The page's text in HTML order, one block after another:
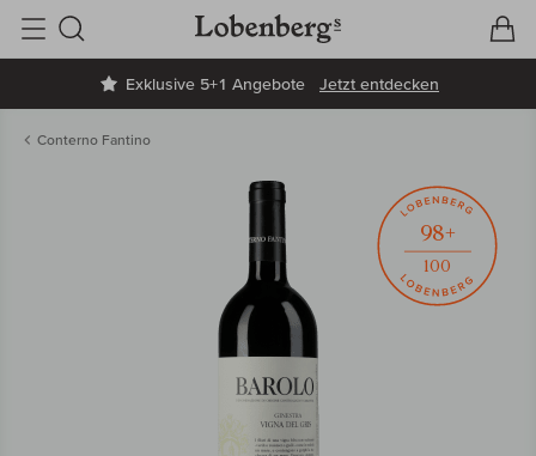
Exklusive 5+1 Angebote Jetzt entdecken
Suche
Conterno Fantino
98+
100